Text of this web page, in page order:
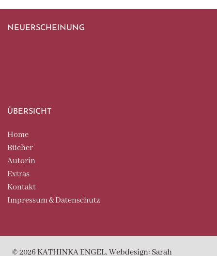
NEUERSCHEINUNG
ÜBERSICHT
Home
Bücher
Autorin
Extras
Kontakt
Impressum & Datenschutz
© 2026 KATHINKA ENGEL. Webdesign: Sarah